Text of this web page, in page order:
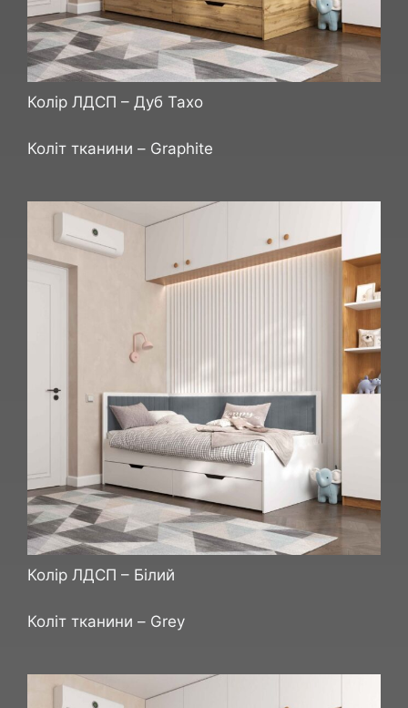
Колір ЛДСП – Дуб Тахо
Коліт тканини – Graphite
Колір ЛДСП – Білий
Коліт тканини – Grey